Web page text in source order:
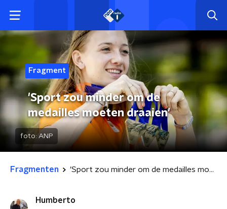
Fragment
'Sport zou minder om de
medailles moeten draaien'
foto: ANP
Fragmenten 'Sport zou minder om de medailles moeten draaien'
Humberto